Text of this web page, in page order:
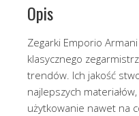
Opis
Zegarki Emporio
klasycznego
trendów. Ich jakość
najlepszych
użytkowanie nawet na